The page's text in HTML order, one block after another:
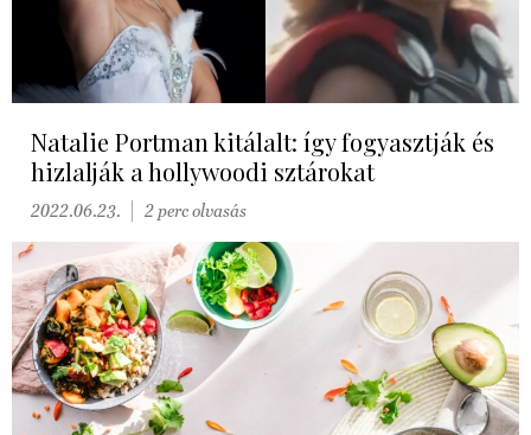
Natalie Portman kitálalt: így fogyasztják és
hizlalják a hollywoodi sztárokat
2022.06.23. 2 perc olvasás